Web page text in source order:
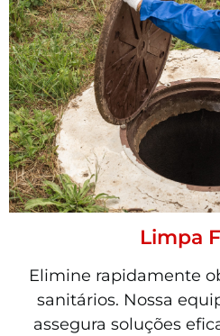
Limpa
Elimine rapidamente
sanitários. Nossa
assegura soluções